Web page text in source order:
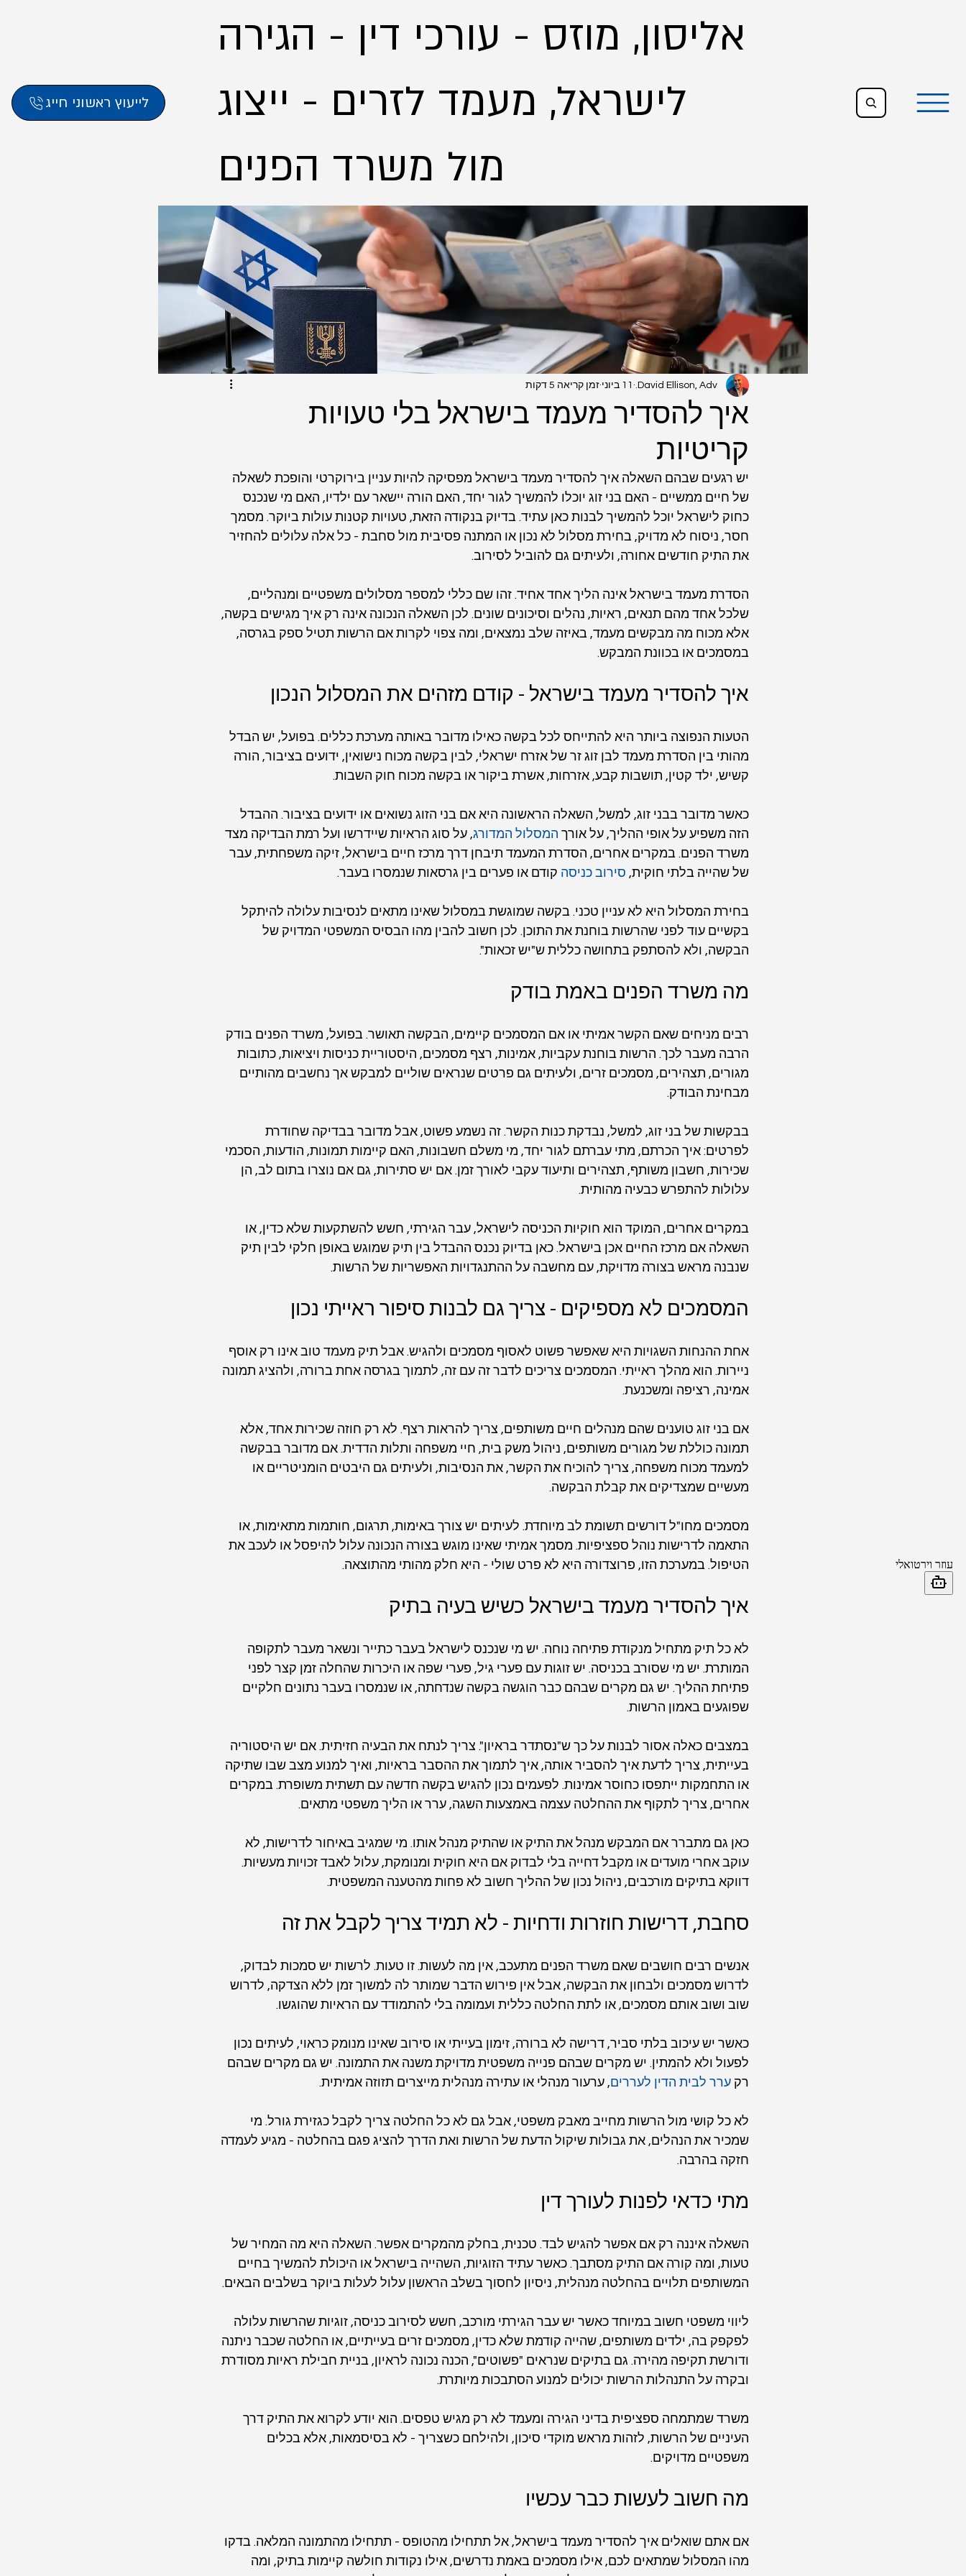
לייעוץ ראשוני חייג
אליסון, מוזס - עורכי דין - הגירה
לישראל, מעמד לזרים - ייצוג
איך להסדיר מעמד בישראל בלי טעויות
קריטיות
David Ellison, Adv. 11 ביוני זמן קריאה 5 דקות
יש רגעים שבהם השאלה איך להסדיר מעמד בישראל מפסיקה להיות עניין בירוקרטי והופכת לשאלה
של חיים ממשיים - האם בני זוג יוכלו להמשיך לגור יחד, האם הורה יישאר עם ילדיו, האם מי שנכנס
כחוק לישראל יוכל להמשיך לבנות כאן עתיד. בדיוק בנקודה הזאת, טעויות קטנות עולות ביוקר. מסמך
חסר, ניסוח לא מדויק, בחירת מסלול לא נכון או המתנה פסיבית מול סחבת - כל אלה עלולים להחזיר
את התיק חודשים אחורה, ולעיתים גם להוביל לסירוב.
הסדרת מעמד בישראל אינה הליך אחד אחיד. זהו שם כללי למספר מסלולים משפטיים ומנהליים,
שלכל אחד מהם תנאים, ראיות, נהלים וסיכונים שונים. לכן השאלה הנכונה אינה רק איך מגישים בקשה,
אלא מכוח מה מבקשים מעמד, באיזה שלב נמצאים, ומה צפוי לקרות אם הרשות תטיל ספק בגרסה,
במסמכים או בכוונת המבקש.
איך להסדיר מעמד בישראל - קודם מזהים את המסלול הנכון
הטעות הנפוצה ביותר היא להתייחס לכל בקשה כאילו מדובר באותה מערכת כללים. בפועל, יש הבדל
מהותי בין הסדרת מעמד לבן זוג זר של אזרח ישראלי, לבין בקשה מכוח נישואין, ידועים בציבור, הורה
קשיש, ילד קטין, תושבות קבע, אזרחות, אשרת ביקור או בקשה מכוח חוק השבות.
כאשר מדובר בבני זוג, למשל, השאלה הראשונה היא אם בני הזוג נשואים או ידועים בציבור. ההבדל
הזה משפיע על אופי ההליך, על אורך המסלול המדורג, על סוג הראיות שיידרשו ועל רמת הבדיקה מצד
משרד הפנים. במקרים אחרים, הסדרת המעמד תיבחן דרך מרכז חיים בישראל, זיקה משפחתית, עבר
של שהייה בלתי חוקית, סירוב כניסה קודם או פערים בין גרסאות שנמסרו בעבר.
בחירת המסלול היא לא עניין טכני. בקשה שמוגשת במסלול שאינו מתאים לנסיבות עלולה להיתקל
בקשיים עוד לפני שהרשות בוחנת את התוכן. לכן חשוב להבין מהו הבסיס המשפטי המדויק של
הבקשה, ולא להסתפק בתחושה כללית ש"יש זכאות".
מה משרד הפנים באמת בודק
רבים מניחים שאם הקשר אמיתי או אם המסמכים קיימים, הבקשה תאושר. בפועל, משרד הפנים בודק
הרבה מעבר לכך. הרשות בוחנת עקביות, אמינות, רצף מסמכים, היסטוריית כניסות ויציאות, כתובות
מגורים, תצהירים, מסמכים זרים, ולעיתים גם פרטים שנראים שוליים למבקש אך נחשבים מהותיים
מבחינת הבודק.
בבקשות של בני זוג, למשל, נבדקת כנות הקשר. זה נשמע פשוט, אבל מדובר בבדיקה שחודרת
לפרטים: איך הכרתם, מתי עברתם לגור יחד, מי משלם חשבונות, האם קיימות תמונות, הודעות, הסכמי
שכירות, חשבון משותף, תצהירים ותיעוד עקבי לאורך זמן. אם יש סתירות, גם אם נוצרו בתום לב, הן
עלולות להתפרש כבעיה מהותית.
במקרים אחרים, המוקד הוא חוקיות הכניסה לישראל, עבר הגירתי, חשש להשתקעות שלא כדין, או
השאלה אם מרכז החיים אכן בישראל. כאן בדיוק נכנס ההבדל בין תיק שמוגש באופן חלקי לבין תיק
שנבנה מראש בצורה מדויקת, עם מחשבה על ההתנגדויות האפשריות של הרשות.
המסמכים לא מספיקים - צריך גם לבנות סיפור ראייתי נכון
אחת ההנחות השגויות היא שאפשר פשוט לאסוף מסמכים ולהגיש. אבל תיק מעמד טוב אינו רק אוסף
ניירות. הוא מהלך ראייתי. המסמכים צריכים לדבר זה עם זה, לתמוך בגרסה אחת ברורה, ולהציג תמונה
אמינה, רציפה ומשכנעת.
אם בני זוג טוענים שהם מנהלים חיים משותפים, צריך להראות רצף. לא רק חוזה שכירות אחד, אלא
תמונה כוללת של מגורים משותפים, ניהול משק בית, חיי משפחה ותלות הדדית. אם מדובר בבקשה
למעמד מכוח משפחה, צריך להוכיח את הקשר, את הנסיבות, ולעיתים גם היבטים הומניטריים או
מעשיים שמצדיקים את קבלת הבקשה.
מסמכים מחו"ל דורשים תשומת לב מיוחדת. לעיתים יש צורך באימות, תרגום, חותמות מתאימות, או
התאמה לדרישות נוהל ספציפיות. מסמך אמיתי שאינו מוגש בצורה הנכונה עלול להיפסל או לעכב את
הטיפול. במערכת הזו, פרוצדורה היא לא פרט שולי - היא חלק מהותי מהתוצאה.
איך להסדיר מעמד בישראל כשיש בעיה בתיק
לא כל תיק מתחיל מנקודת פתיחה נוחה. יש מי שנכנס לישראל בעבר כתייר ונשאר מעבר לתקופה
המותרת. יש מי שסורב בכניסה. יש זוגות עם פערי גיל, פערי שפה או היכרות שהחלה זמן קצר לפני
פתיחת ההליך. יש גם מקרים שבהם כבר הוגשה בקשה שנדחתה, או שנמסרו בעבר נתונים חלקיים
שפוגעים באמון הרשות.
במצבים כאלה אסור לבנות על כך ש"נסתדר בראיון". צריך לנתח את הבעיה חזיתית. אם יש היסטוריה
בעייתית, צריך לדעת איך להסביר אותה, איך לתמוך את ההסבר בראיות, ואיך למנוע מצב שבו שתיקה
או התחמקות ייתפסו כחוסר אמינות. לפעמים נכון להגיש בקשה חדשה עם תשתית משופרת. במקרים
אחרים, צריך לתקוף את ההחלטה עצמה באמצעות השגה, ערר או הליך משפטי מתאים.
כאן גם מתברר אם המבקש מנהל את התיק או שהתיק מנהל אותו. מי שמגיב באיחור לדרישות, לא
עוקב אחרי מועדים או מקבל דחייה בלי לבדוק אם היא חוקית ומנומקת, עלול לאבד זכויות מעשיות.
דווקא בתיקים מורכבים, ניהול נכון של ההליך חשוב לא פחות מהטענה המשפטית.
סחבת, דרישות חוזרות ודחיות - לא תמיד צריך לקבל את זה
אנשים רבים חושבים שאם משרד הפנים מתעכב, אין מה לעשות. זו טעות. לרשות יש סמכות לבדוק,
לדרוש מסמכים ולבחון את הבקשה, אבל אין פירוש הדבר שמותר לה למשוך זמן ללא הצדקה, לדרוש
שוב ושוב אותם מסמכים, או לתת החלטה כללית ועמומה בלי להתמודד עם הראיות שהוגשו.
כאשר יש עיכוב בלתי סביר, דרישה לא ברורה, זימון בעייתי או סירוב שאינו מנומק כראוי, לעיתים נכון
לפעול ולא להמתין. יש מקרים שבהם פנייה משפטית מדויקת משנה את התמונה. יש גם מקרים שבהם
רק ערר לבית הדין לעררים, ערעור מנהלי או עתירה מנהלית מייצרים תזוזה אמיתית.
לא כל קושי מול הרשות מחייב מאבק משפטי, אבל גם לא כל החלטה צריך לקבל כגזירת גורל. מי
שמכיר את הנהלים, את גבולות שיקול הדעת של הרשות ואת הדרך להציג פגם בהחלטה - מגיע לעמדה
חזקה בהרבה.
מתי כדאי לפנות לעורך דין
השאלה איננה רק אם אפשר להגיש לבד. טכנית, בחלק מהמקרים אפשר. השאלה היא מה המחיר של
טעות, ומה קורה אם התיק מסתבך. כאשר עתיד הזוגיות, השהייה בישראל או היכולת להמשיך בחיים
המשותפים תלויים בהחלטה מנהלית, ניסיון לחסוך בשלב הראשון עלול לעלות ביוקר בשלבים הבאים.
ליווי משפטי חשוב במיוחד כאשר יש עבר הגירתי מורכב, חשש לסירוב כניסה, זוגיות שהרשות עלולה
לפקפק בה, ילדים משותפים, שהייה קודמת שלא כדין, מסמכים זרים בעייתיים, או החלטה שכבר ניתנה
ודורשת תקיפה מהירה. גם בתיקים שנראים "פשוטים", הכנה נכונה לראיון, בניית חבילת ראיות מסודרת
ובקרה על התנהלות הרשות יכולים למנוע הסתבכות מיותרת.
משרד שמתמחה ספציפית בדיני הגירה ומעמד לא רק מגיש טפסים. הוא יודע לקרוא את התיק דרך
העיניים של הרשות, לזהות מראש מוקדי סיכון, ולהילחם כשצריך - לא בסיסמאות, אלא בכלים
משפטיים מדויקים.
מה חשוב לעשות כבר עכשיו
אם אתם שואלים איך להסדיר מעמד בישראל, אל תתחילו מהטופס - תתחילו מהתמונה המלאה. בדקו
מהו המסלול שמתאים לכם, אילו מסמכים באמת נדרשים, אילו נקודות חולשה קיימות בתיק, ומה